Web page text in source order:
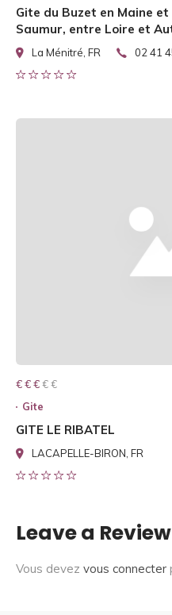
Gite du Buzet en Maine
Saumur, entre Loire et
La Ménitré, FR 02 41
€ € € € €
€ € €
Gite
GITE LE RIBATEL
LACAPELLE-BIRON, FR
Leave a Review
Vous devez vous connecter